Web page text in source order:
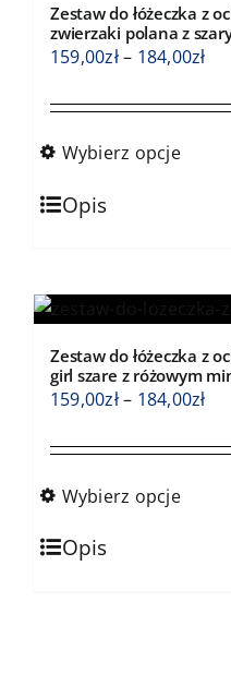
można
wybrać
stronie
produktu
Zestaw do łóżeczka z
zwierzaki polana z
159,00zł– 184,00zł
od
Wybierz opcje
Ten
produkt
wariantów.
można
wybrać
stronie
produktu
Opis
Zestaw do łóżeczka z
girl szare z różowym
159,00zł– 184,00zł
od
Wybierz opcje
Ten
produkt
Opis